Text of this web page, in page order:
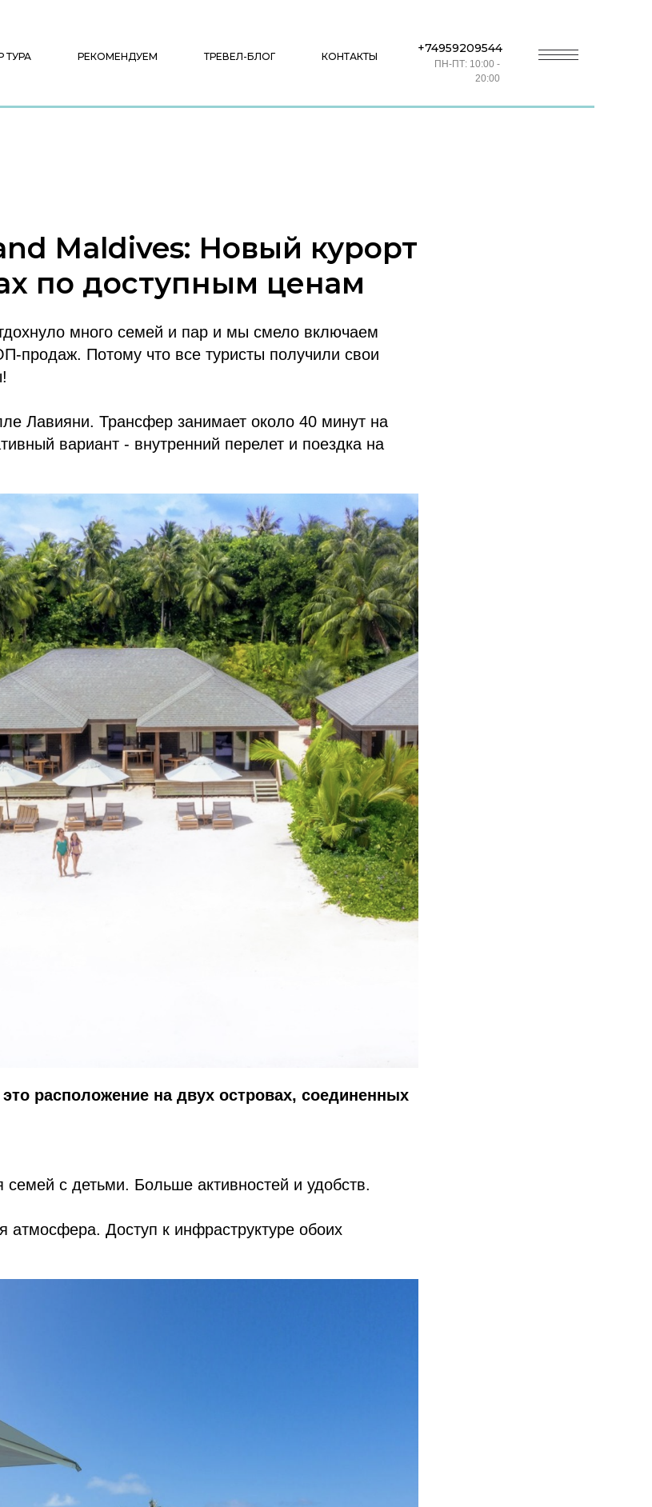
ТУРА
+74959209544
ПН-ПТ: 10:00 -
20:00
РЕКОМЕНДУЕМ ТРЕВЕЛ-БЛОГ КОНТАКТЫ
Maldives: Новый курорт
по доступным ценам
много семей и пар и мы смело включаем
продаж. Потому что все туристы получили свои
Лавияни. Трансфер занимает около 40 минут на
вариант - внутренний перелет и поездка на
расположение на двух островах, соединенных
с детьми. Больше активностей и удобств.
атмосфера. Доступ к инфраструктуре обоих